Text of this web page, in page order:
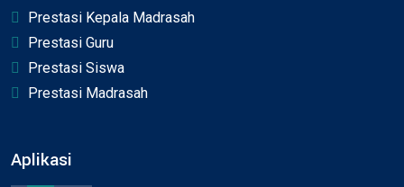
Prestasi Kepala Madrasah
Prestasi Guru
Prestasi Siswa
Prestasi Madrasah
Aplikasi